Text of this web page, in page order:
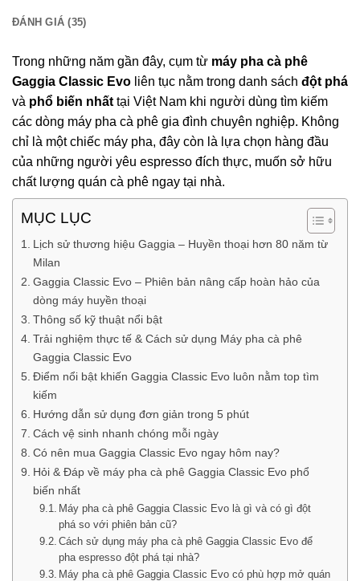
ĐÁNH GIÁ (35)
Trong những năm gần đây, cụm từ máy pha cà phê
Gaggia Classic Evo liên tục nằm trong danh sách đột phá
và phổ biến nhất tại Việt Nam khi người dùng tìm kiếm
các dòng máy pha cà phê gia đình chuyên nghiệp. Không
chỉ là một chiếc máy pha, đây còn là lựa chọn hàng đầu
của những người yêu espresso đích thực, muốn sở hữu
chất lượng quán cà phê ngay tại nhà.
MỤC LỤC
Lịch sử thương hiệu Gaggia – Huyền thoại hơn 80 năm từ
Milan
Gaggia Classic Evo – Phiên bản nâng cấp hoàn hảo của
dòng máy huyền thoại
Thông số kỹ thuật nổi bật
Trải nghiệm thực tế & Cách sử dụng Máy pha cà phê
Gaggia Classic Evo
Điểm nổi bật khiến Gaggia Classic Evo luôn nằm top tìm
kiếm
Hướng dẫn sử dụng đơn giản trong 5 phút
Cách vệ sinh nhanh chóng mỗi ngày
Có nên mua Gaggia Classic Evo ngay hôm nay?
Hỏi & Đáp về máy pha cà phê Gaggia Classic Evo phổ
biến nhất
Máy pha cà phê Gaggia Classic Evo là gì và có gì đột
phá so với phiên bản cũ?
Cách sử dụng máy pha cà phê Gaggia Classic Evo để
pha espresso đột phá tại nhà?
Máy pha cà phê Gaggia Classic Evo có phù hợp mở quán